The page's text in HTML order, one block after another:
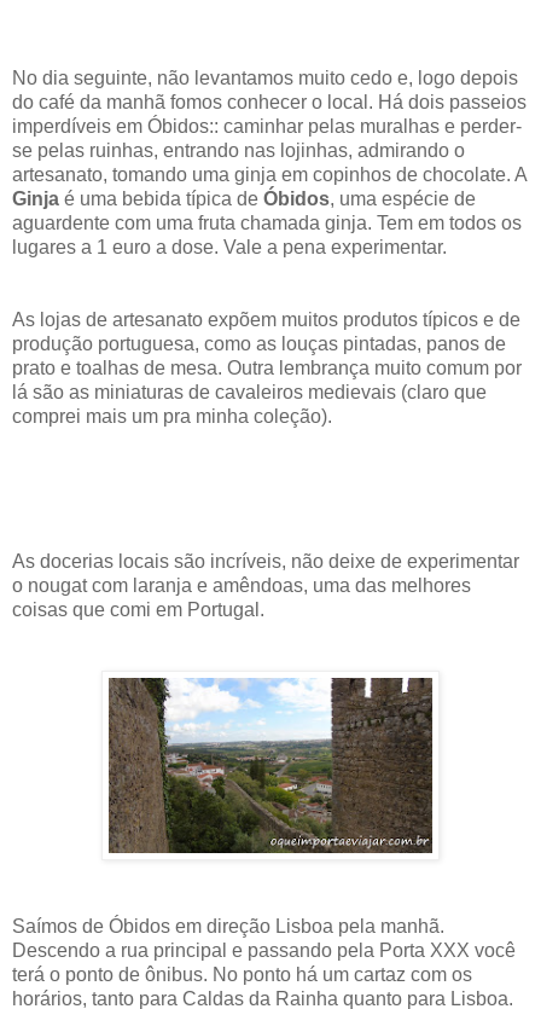
No dia seguinte, não levantamos muito cedo e, logo depois
do café da manhã fomos conhecer o local. Há dois passeios
imperdíveis em Óbidos:: caminhar pelas muralhas e perder-
se pelas ruinhas, entrando nas lojinhas, admirando o
artesanato, tomando uma ginja em copinhos de chocolate. A
Ginja é uma bebida típica de Óbidos, uma espécie de
aguardente com uma fruta chamada ginja. Tem em todos os
lugares a 1 euro a dose. Vale a pena experimentar.
As lojas de artesanato expõem muitos produtos típicos e de
produção portuguesa, como as louças pintadas, panos de
prato e toalhas de mesa. Outra lembrança muito comum por
lá são as miniaturas de cavaleiros medievais (claro que
comprei mais um pra minha coleção).
As docerias locais são incríveis, não deixe de experimentar
o nougat com laranja e amêndoas, uma das melhores
coisas que comi em Portugal.
Saímos de Óbidos em direção Lisboa pela manhã.
Descendo a rua principal e passando pela Porta XXX você
terá o ponto de ônibus. No ponto há um cartaz com os
horários, tanto para Caldas da Rainha quanto para Lisboa.